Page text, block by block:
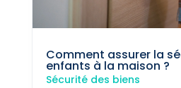
Comment assurer la
enfants à la maison ?
Sécurité des biens